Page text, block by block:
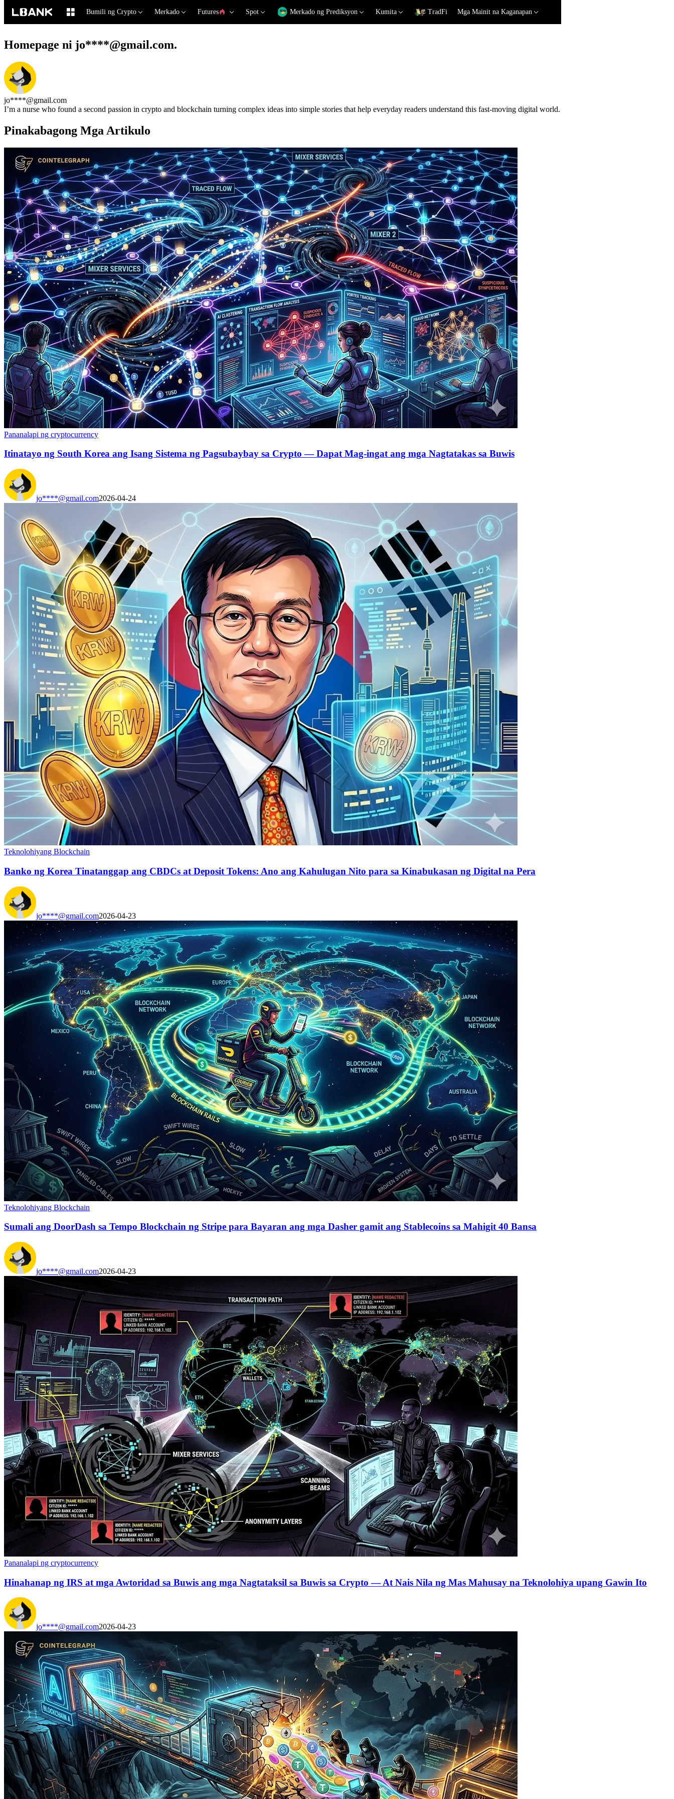
Bumili ng Crypto Merkado Futures Spot Merkado ng Prediksyon Kumita TradFi Mga Mainit na Kaganapan
Homepage ni jo****@gmail.com.
jo****@gmail.com
I’m a nurse who found a second passion in crypto and blockchain turning complex ideas into simple stories that help everyday readers understand this fast-moving digital world.
Pinakabagong Mga Artikulo
Pananalapi ng cryptocurrency
Itinatayo ng South Korea ang Isang Sistema ng Pagsubaybay sa Crypto — Dapat Mag-ingat ang mga Nagtatakas sa Buwis
jo****@gmail.com2026-04-24
Teknolohiyang Blockchain
Banko ng Korea Tinatanggap ang CBDCs at Deposit Tokens: Ano ang Kahulugan Nito para sa Kinabukasan ng Digital na Pera
jo****@gmail.com2026-04-23
Teknolohiyang Blockchain
Sumali ang DoorDash sa Tempo Blockchain ng Stripe para Bayaran ang mga Dasher gamit ang Stablecoins sa Mahigit 40 Bansa
jo****@gmail.com2026-04-23
Pananalapi ng cryptocurrency
Hinahanap ng IRS at mga Awtoridad sa Buwis ang mga Nagtataksil sa Buwis sa Crypto — At Nais Nila ng Mas Mahusay na Teknolohiya upang Gawin Ito
jo****@gmail.com2026-04-23